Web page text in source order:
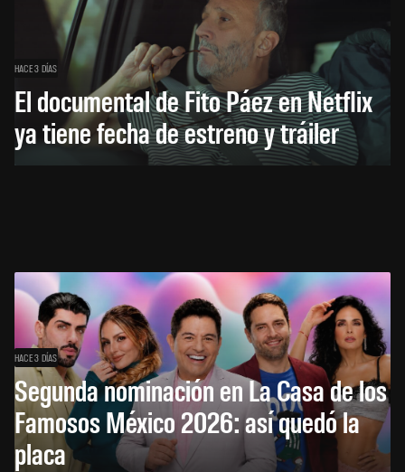
HACE 3 DÍAS
El documental de Fito Páez en Netflix
ya tiene fecha de estreno y tráiler
HACE 3 DÍAS
Segunda nominación en La Casa de los
Famosos México 2026: así quedó la
placa